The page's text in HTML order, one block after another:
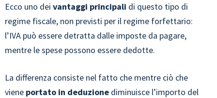
Ecco uno dei vantaggi principali di questo tipo di
regime fiscale, non previsti per il regime forfettario:
l’IVA può essere detratta dalle imposte da pagare,
mentre le spese possono essere dedotte.
La differenza consiste nel fatto che mentre ciò che
viene portato in deduzione diminuisce l’importo del